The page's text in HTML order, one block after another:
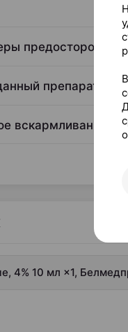
препарат
вскармливание и
4% 10 мл ×1,